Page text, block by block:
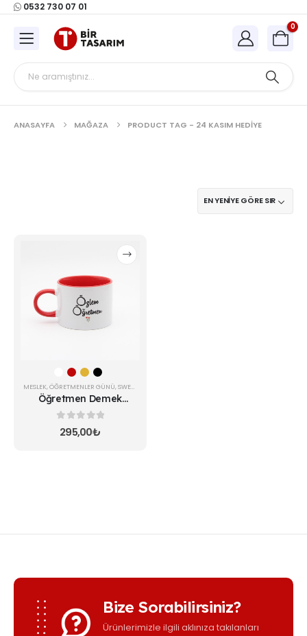
0532 730 07 01
0
ANASAYFA MAĞAZA PRODUCT TAG - 24 KASIM HEDIYE
fazla
varyasyonu
var.
Seçenekler
MESLEK, ÖĞRETMENLER GÜNÜ, SWEET FINCAN
Öğretmen Demek
Fincan
05 üzerinden
295,00₺
Bize Sorabilirsiniz?
Ürünlerimizle ilgili aklınıza takılanları